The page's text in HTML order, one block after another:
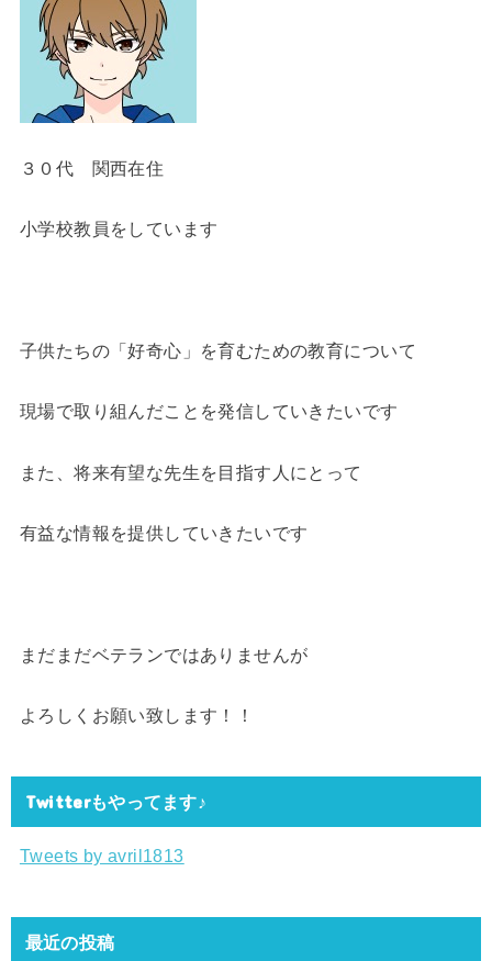
３０代 関西在住
小学校教員をしています
子供たちの「好奇心」を育むための教育について
現場で取り組んだことを発信していきたいです
また、将来有望な先生を目指す人にとって
有益な情報を提供していきたいです
まだまだベテランではありませんが
よろしくお願い致します！！
Twitterもやってます♪
Tweets by avril1813
最近の投稿